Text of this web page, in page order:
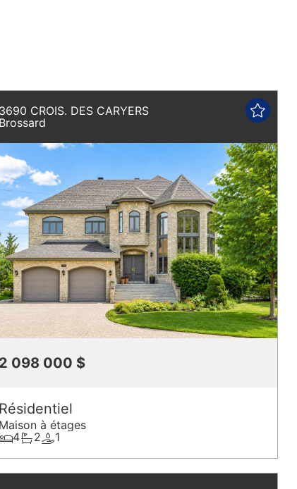
3690 CROIS. DES CARYERS
Brossard
2 098 000 $
Résidentiel
Maison à étages
4
2 1